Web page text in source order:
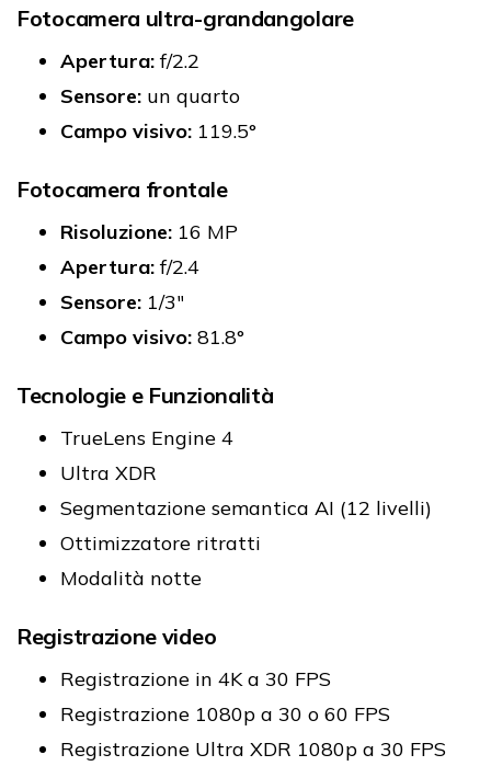
Fotocamera ultra-grandangolare
Apertura:f/2.2
Sensore: un quarto
Campo visivo: 119.5°
Fotocamera frontale
Risoluzione: 16 MP
Apertura:f/2.4
Sensore: 1/3"
Campo visivo: 81.8°
Tecnologie e Funzionalità
TrueLens Engine 4
Ultra XDR
Segmentazione semantica AI (12 livelli)
Ottimizzatore ritratti
Modalità notte
Registrazione video
Registrazione in 4K a 30 FPS
Registrazione 1080p a 30 o 60 FPS
Registrazione Ultra XDR 1080p a 30 FPS